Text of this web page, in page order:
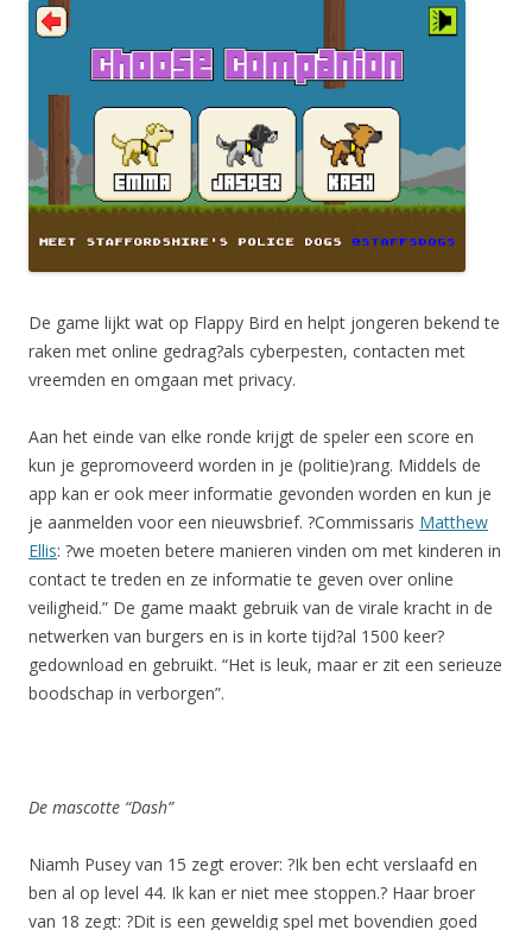
De game lijkt wat op Flappy Bird en helpt jongeren bekend te
raken met online gedrag?als cyberpesten, contacten met
vreemden en omgaan met privacy.
Aan het einde van elke ronde krijgt de speler een score en
kun je gepromoveerd worden in je (politie)rang. Middels de
app kan er ook meer informatie gevonden worden en kun je
je aanmelden voor een nieuwsbrief. ?Commissaris Matthew
Ellis: ?we moeten betere manieren vinden om met kinderen in
contact te treden en ze informatie te geven over online
veiligheid.” De game maakt gebruik van de virale kracht in de
netwerken van burgers en is in korte tijd?al 1500 keer?
gedownload en gebruikt. “Het is leuk, maar er zit een serieuze
boodschap in verborgen”.
De mascotte “Dash”
Niamh Pusey van 15 zegt erover: ?Ik ben echt verslaafd en
ben al op level 44. Ik kan er niet mee stoppen.? Haar broer
van 18 zegt: ?Dit is een geweldig spel met bovendien goed